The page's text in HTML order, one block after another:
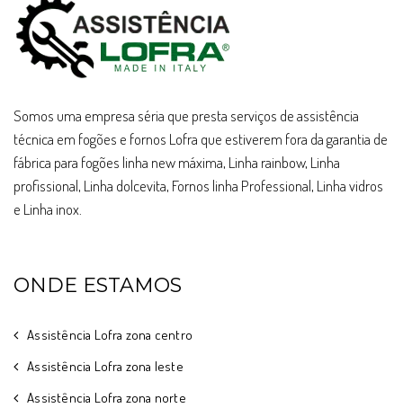
Somos uma empresa séria que presta serviços de assistência
técnica em fogões e fornos Lofra que estiverem fora da garantia de
fábrica para fogões linha new máxima, Linha rainbow, Linha
profissional, Linha dolcevita, Fornos linha Professional, Linha vidros
e Linha inox.
ONDE ESTAMOS
Assistência Lofra zona centro
Assistência Lofra zona leste
Assistência Lofra zona norte